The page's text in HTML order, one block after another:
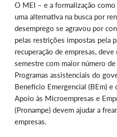
O MEI – e a formalização
uma alternativa na busca por
desemprego se agravou por
pelas restrições impostas pela
recuperação de empresas,
semestre com maior número
Programas assistenciais do
Benefício Emergencial (BEm) e
Apoio às Microempresas e
(Pronampe) devem ajudar a
empresas.